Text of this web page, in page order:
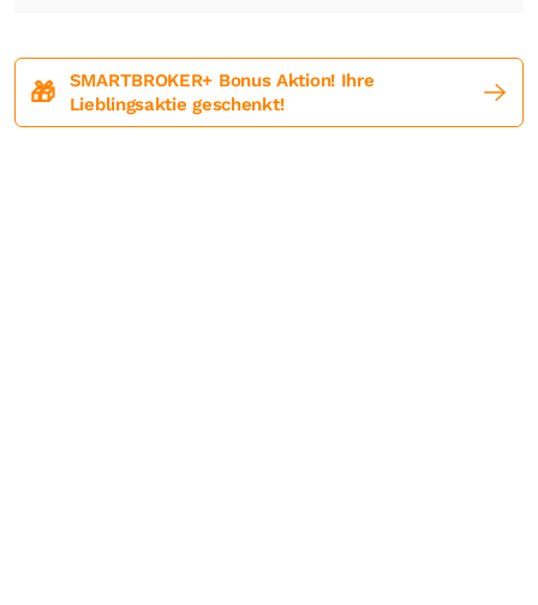
🎁
SMARTBROKER+ Bonus Aktion! Ihre
Lieblingsaktie geschenkt!